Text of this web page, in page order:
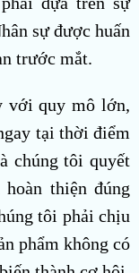
sự được huấn
trước mắt.
với quy mô lớn,
tại thời điểm
chúng tôi quyết
thiện đúng
tôi phải chịu
phẩm không có